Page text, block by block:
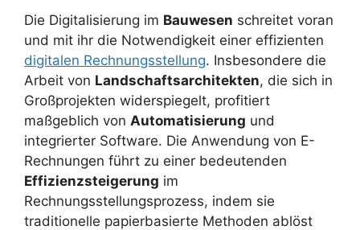
Die Digitalisierung im Bauwesen schreitet voran
und mit ihr die Notwendigkeit einer effizienten
digitalen Rechnungsstellung. Insbesondere die
Arbeit von Landschaftsarchitekten, die sich in
Großprojekten widerspiegelt, profitiert
maßgeblich von Automatisierung und
integrierter Software. Die Anwendung von E-
Rechnungen führt zu einer bedeutenden
Effizienzsteigerung im
Rechnungsstellungsprozess, indem sie
traditionelle papierbasierte Methoden ablöst